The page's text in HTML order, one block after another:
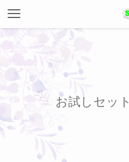
お試しセット